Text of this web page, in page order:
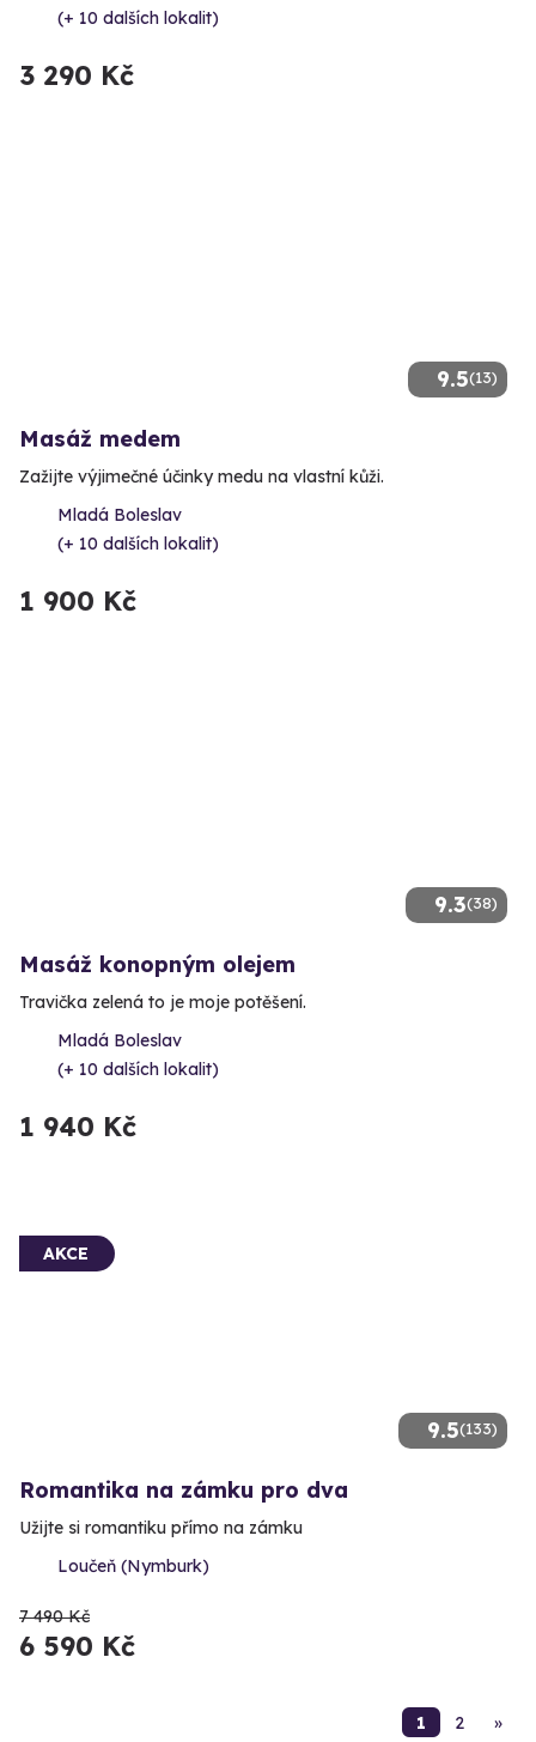
(+ 10 dalších lokalit)
3 290 Kč
9.5(13)
Masáž medem
Zažijte výjimečné účinky medu na vlastní kůži.
Mladá Boleslav
(+ 10 dalších lokalit)
1 900 Kč
9.3(38)
Masáž konopným olejem
Travička zelená to je moje potěšení.
Mladá Boleslav
(+ 10 dalších lokalit)
1 940 Kč
9.5(133)
AKCE
Romantika na zámku pro dva
Užijte si romantiku přímo na zámku
Loučeň (Nymburk)
7 490 Kč
6 590 Kč
1 2 »